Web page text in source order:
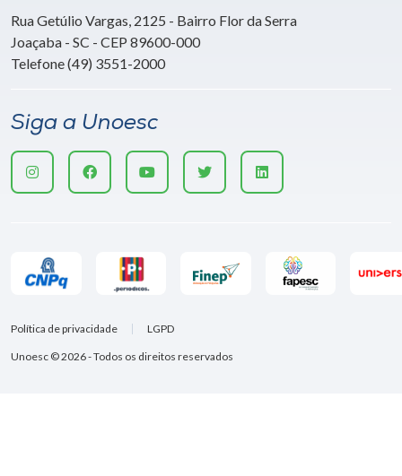
Rua Getúlio Vargas, 2125 - Bairro Flor da Serra
Joaçaba - SC - CEP 89600-000
Telefone (49) 3551-2000
Siga a Unoesc
Unoesc © 2026 - Todos os direitos reservados
Política de privacidade LGPD